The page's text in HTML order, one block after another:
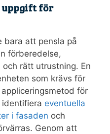
uppgift för
bara att pensla på
förberedelse,
rätt utrustning. En
som krävs för
för
identifiera eventuella
i fasaden och
Genom att